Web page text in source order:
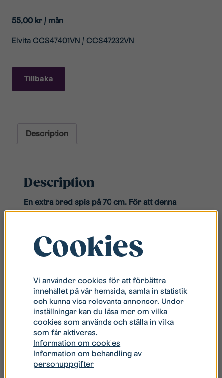
55,00 kr / mån
Elvita CCS47401VN / CCS47232VN
Tillbaka
Description
Description
En extra bred spis på 70 cm. För att denna
modell ska kunna installeras behöver din
passar den nya spisen i det befintliga utrymmet
utan att köksinredningen behöver anpassas
spis med keramisk häll som kombinerar snabb
uppvärmning, effektiv energiförbrukning och
praktiska funktioner som gör matlagningen
enklare och roligare. Med funktioner som
varmluft, pizza-funktion och enkel rengöring
med ånga (WaterClean) är denna spis perfekt
för dig som vill ha smarta lösningar i köket.
Cookies
Vi använder cookies för att förbättra
innehållet på vår hemsida, samla in statistik
och kunna visa relevanta annonser. Under
inställningar kan du läsa mer om vilka
cookies som används och ställa in vilka
som får aktiveras.
Information om cookies
Information om behandling av
personuppgifter